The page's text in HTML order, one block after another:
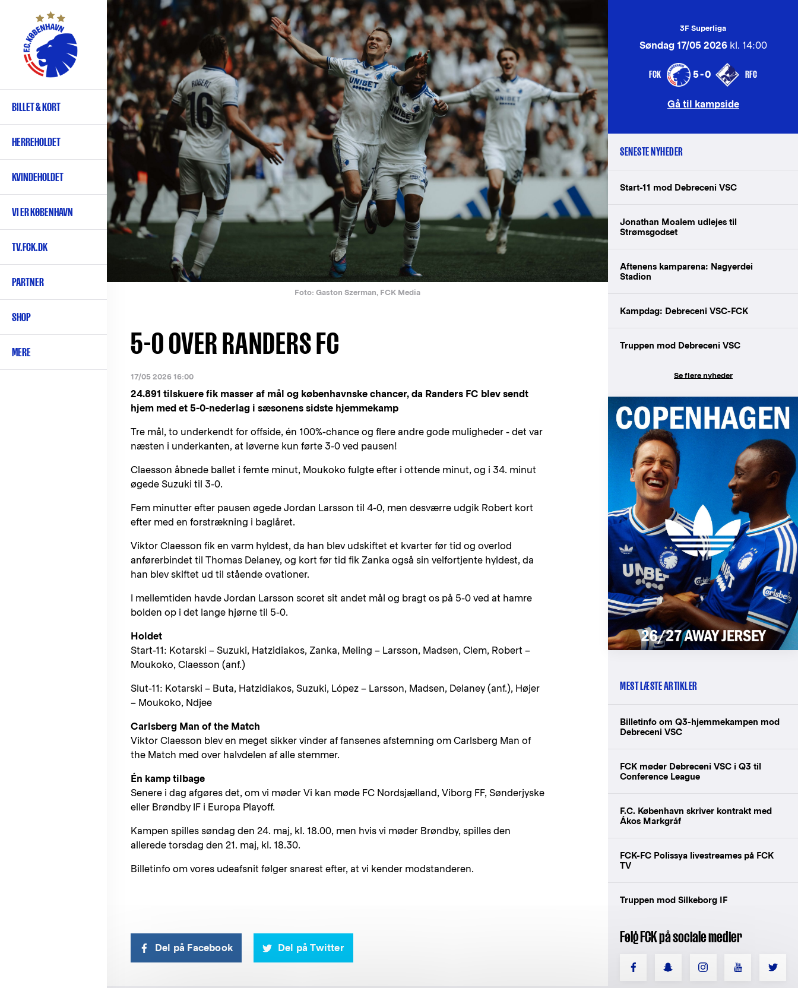
hovedindhold
Primær
navigation
BILLET & KORT
HERREHOLDET
KVINDEHOLDET
VI ER KØBENHAVN
TV.FCK.DK
PARTNER
SHOP
MERE
Foto: Gaston Szerman, FCK Media
5-0 OVER RANDERS FC
17/05 2026 16:00
24.891 tilskuere fik masser af mål og københavnske chancer, da Randers FC blev sendt
hjem med et 5-0-nederlag i sæsonens sidste hjemmekamp
Tre mål, to underkendt for offside, én 100%-chance og flere andre gode muligheder - det var
næsten i underkanten, at løverne kun førte 3-0 ved pausen!
Claesson åbnede ballet i femte minut, Moukoko fulgte efter i ottende minut, og i 34. minut
øgede Suzuki til 3-0.
Fem minutter efter pausen øgede Jordan Larsson til 4-0, men desværre udgik Robert kort
efter med en forstrækning i baglåret.
Viktor Claesson fik en varm hyldest, da han blev udskiftet et kvarter før tid og overlod
anførerbindet til Thomas Delaney, og kort før tid fik Zanka også sin velfortjente hyldest, da
han blev skiftet ud til stående ovationer.
I mellemtiden havde Jordan Larsson scoret sit andet mål og bragt os på 5-0 ved at hamre
bolden op i det lange hjørne til 5-0.
Holdet
Start-11: Kotarski – Suzuki, Hatzidiakos, Zanka, Meling – Larsson, Madsen, Clem, Robert –
Moukoko, Claesson (anf.)
Slut-11: Kotarski – Buta, Hatzidiakos, Suzuki, López – Larsson, Madsen, Delaney (anf.), Højer
– Moukoko, Ndjee
Carlsberg Man of the Match
Viktor Claesson blev en meget sikker vinder af fansenes afstemning om Carlsberg Man of
the Match med over halvdelen af alle stemmer.
Én kamp tilbage
Senere i dag afgøres det, om vi møder Vi kan møde FC Nordsjælland, Viborg FF, Sønderjyske
eller Brøndby IF i Europa Playoff.
Kampen spilles søndag den 24. maj, kl. 18.00, men hvis vi møder Brøndby, spilles den
allerede torsdag den 21. maj, kl. 18.30.
Billetinfo om vores udeafsnit følger snarest efter, at vi kender modstanderen.
Del på Facebook Del på Twitter
3F Superliga
Søndag 17/05 2026kl. 14:00
FCK 5-0 RFC
Gå til kampside
SENESTE NYHEDER
Start-11 mod Debreceni VSC
Jonathan Moalem udlejes til
Strømsgodset
Aftenens kamparena: Nagyerdei
Stadion
Kampdag: Debreceni VSC-FCK
Truppen mod Debreceni VSC
Se flere nyheder
MEST LÆSTE ARTIKLER
Billetinfo om Q3-hjemmekampen mod
Debreceni VSC
FCK møder Debreceni VSC i Q3 til
Conference League
F.C. København skriver kontrakt med
Ákos Markgráf
FCK-FC Polissya livestreames på FCK
TV
Truppen mod Silkeborg IF
Følg FCK på sociale medier